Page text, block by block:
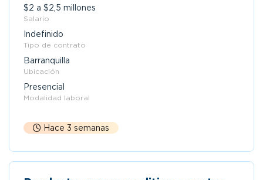
$2 a $2,5 millones
Salario
Indefinido
Tipo de contrato
Barranquilla
Ubicación
Presencial
Modalidad laboral
Hace 3 semanas